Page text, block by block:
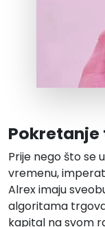
Prije nego što se
vremenu,
Alrex imaju
algoritama
kapital na svom